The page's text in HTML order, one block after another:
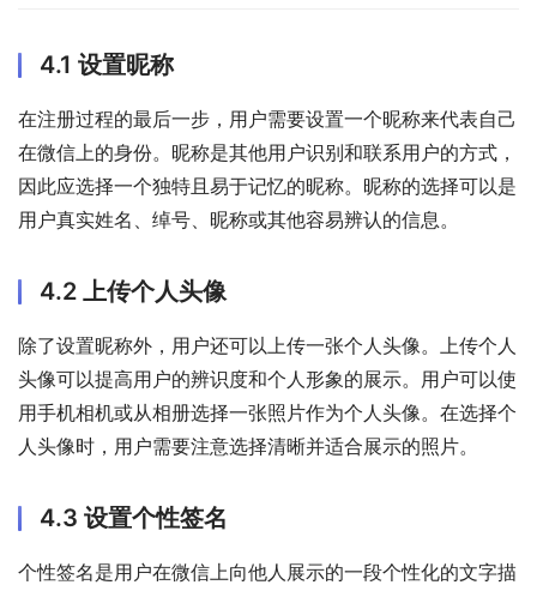
4.1 设置昵称
在注册过程的最后一步，用户需要设置一个昵称来代表自己
在微信上的身份。昵称是其他用户识别和联系用户的方式，
因此应选择一个独特且易于记忆的昵称。昵称的选择可以是
用户真实姓名、绰号、昵称或其他容易辨认的信息。
4.2 上传个人头像
除了设置昵称外，用户还可以上传一张个人头像。上传个人
头像可以提高用户的辨识度和个人形象的展示。用户可以使
用手机相机或从相册选择一张照片作为个人头像。在选择个
人头像时，用户需要注意选择清晰并适合展示的照片。
4.3 设置个性签名
个性签名是用户在微信上向他人展示的一段个性化的文字描